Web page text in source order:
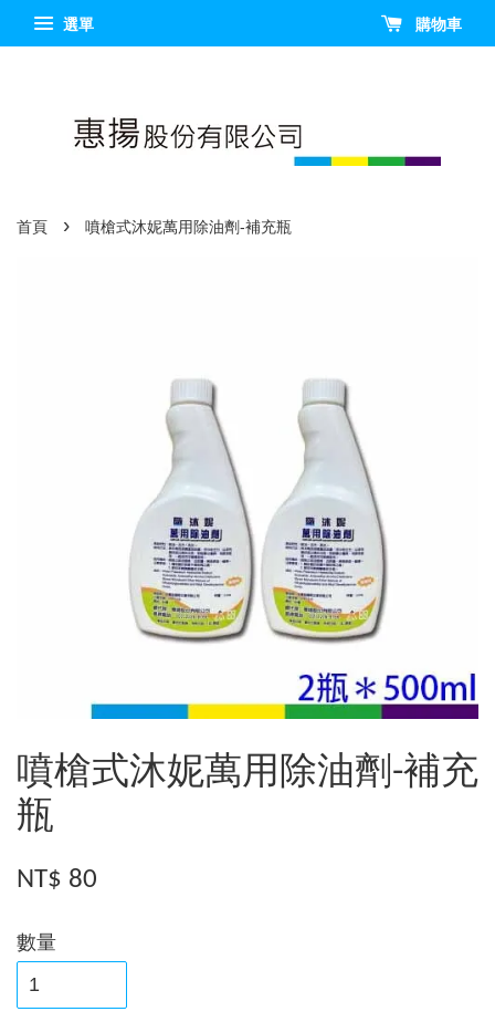
選單 購物車
首頁 › 噴槍式沐妮萬用除油劑-補充瓶
噴槍式沐妮萬用除油劑-補充
瓶
NT$ 80
數量